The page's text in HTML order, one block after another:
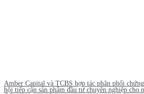
Amber Capital và TCBS hợp tác phân phối
hội tiếp cận sản phẩm đầu tư chuyên nghiệp cho